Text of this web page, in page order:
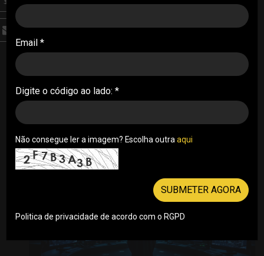
inicial a redes no Médio
Oriente
Um grupo de cibercriminosos patrocinado pelo
Estado iraniano, conhecido como UNC1860, tem
operado como um "fornecedor de acesso
26/09/2024
Email *
Digite o código ao lado: *
Não consegue ler a imagem? Escolha outra aqui
SUBMETER AGORA
Politica de privacidade de acordo com o RGPD